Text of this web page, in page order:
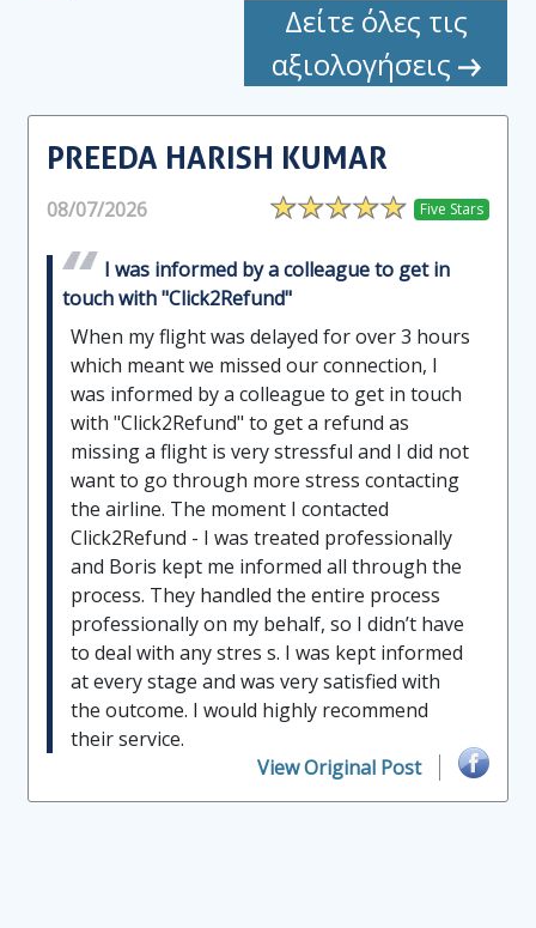
Δείτε όλες τις
αξιολογήσεις
PREEDA HARISH KUMAR
08/07/2026 Five Stars
I was informed by a colleague to get in
touch with "Click2Refund"
When my flight was delayed for over 3 hours
which meant we missed our connection, I
was informed by a colleague to get in touch
with "Click2Refund" to get a refund as
missing a flight is very stressful and I did not
want to go through more stress contacting
the airline. The moment I contacted
Click2Refund - I was treated professionally
and Boris kept me informed all through the
process. They handled the entire process
professionally on my behalf, so I didn’t have
to deal with any stres s. I was kept informed
at every stage and was very satisfied with
the outcome. I would highly recommend
their service.
View Original Post